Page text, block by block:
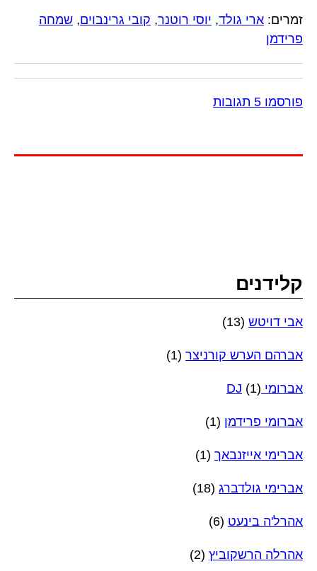
זמרים: ארי גולד, יוסי רוטנר, קובי גרינבוים, שמחה
פרידמן
פורסמו 5 תגובות
קלידנים
אבי דויטש (13)
אברהם הערש קורניצר (1)
אברומי DJ (1)
אברומי פרידמן (1)
אברימי אייזנבאך (1)
אברימי גולדברג (18)
אהרל'ה בינעט (6)
אהרלה הרשקוביץ (2)